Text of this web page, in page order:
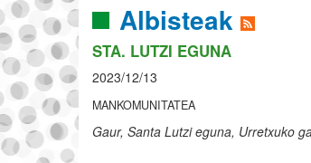
Albisteak
STA. LUTZI EGUNA
2023/12/13
MANKOMUNITATEA
Gaur, Santa Lutzi eguna, Urretxuko